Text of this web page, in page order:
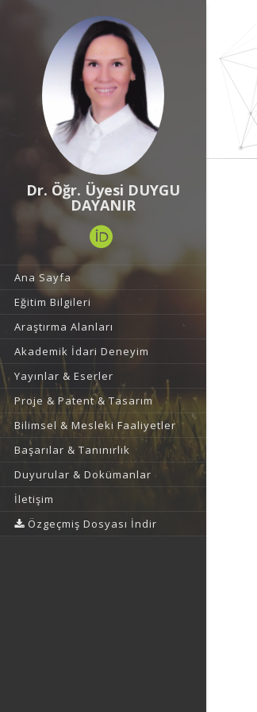
Dr. Öğr. Üyesi DUYGU
DAYANIR
Ana Sayfa
Eğitim Bilgileri
Araştırma Alanları
Akademik İdari Deneyim
Yayınlar & Eserler
Proje & Patent & Tasarım
Bilimsel & Mesleki Faaliyetler
Başarılar & Tanınırlık
Duyurular & Dokümanlar
İletişim
Özgeçmiş Dosyası İndir